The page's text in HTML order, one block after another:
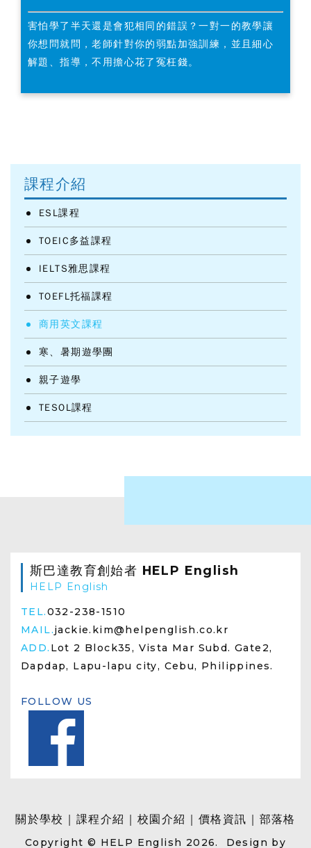
害怕學了半天還是會犯相同的錯誤？一對一的教學讓
你想問就問，老師針對你的弱點加強訓練，並且細心
解題、指導，不用擔心花了冤枉錢。
課程介紹
ESL課程
TOEIC多益課程
IELTS雅思課程
TOEFL托福課程
商用英文課程
寒、暑期遊學團
親子遊學
TESOL課程
斯巴達教育創始者 HELP English
HELP English
TEL.032-238-1510
MAIL.jackie.kim@helpenglish.co.kr
ADD. Lot 2 Block35, Vista Mar Subd. Gate2,
Dapdap, Lapu-lapu city, Cebu, Philippines.
FOLLOW US
關於學校 課程介紹 校園介紹 價格資訊 部落格
Copyright © HELP English 2026. Design by